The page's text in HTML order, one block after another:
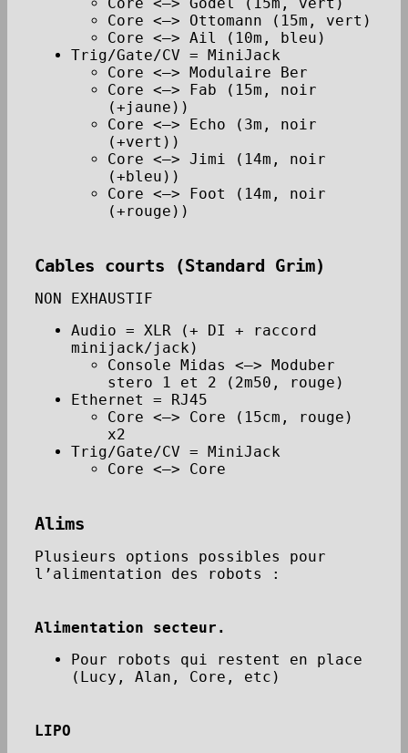
Core <–> Ottomann (15m, vert)
Core <–> Ail (10m, bleu)
Trig/Gate/CV = MiniJack
Core <–> Modulaire Ber
Core <–> Fab (15m, noir
(+jaune))
Core <–> Echo (3m, noir
(+vert))
Core <–> Jimi (14m, noir
(+bleu))
Core <–> Foot (14m, noir
(+rouge))
Cables courts (Standard Grim)
NON EXHAUSTIF
Audio = XLR (+ DI + raccord
minijack/jack)
Console Midas <–> Moduber
stero 1 et 2 (2m50, rouge)
Ethernet = RJ45
Core <–> Core (15cm, rouge)
x2
Trig/Gate/CV = MiniJack
Core <–> Core
Alims
Plusieurs options possibles pour
l’alimentation des robots :
Alimentation secteur.
Pour robots qui restent en place
(Lucy, Alan, Core, etc)
LIPO